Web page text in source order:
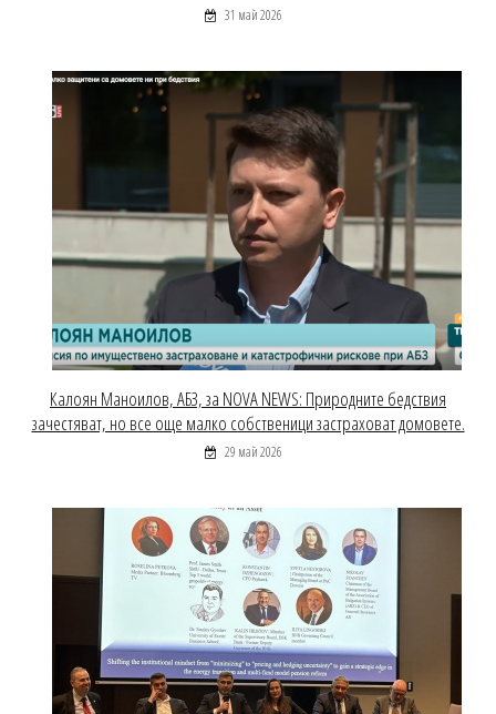
31 май 2026
Калоян Маноилов, АБЗ, за NOVA NEWS: Природните бедствия
зачестяват, но все още малко собственици застраховат домовете.
29 май 2026